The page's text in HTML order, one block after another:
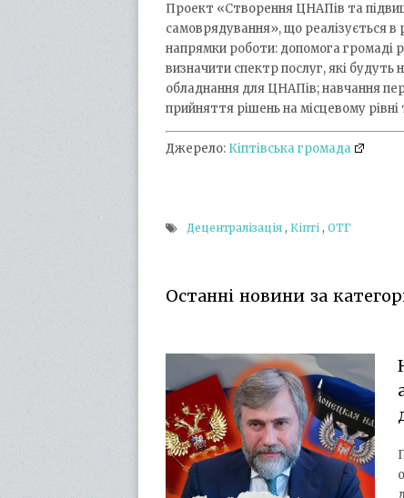
Проект «Створення ЦНАПів та
самоврядування», що реалізується
напрямки роботи: допомога
визначити спектр послуг, які
обладнання для ЦНАПів; навчання
прийняття рішень на місцевому
Джерело: Кіптівська громада
Децентралізація , Кіпті , ОТГ
Останні новини за